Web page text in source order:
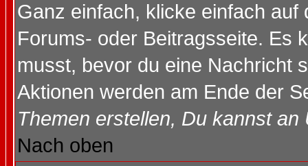
Ganz einfach, klicke einfach
Forums- oder Beitragsseite. Es
musst, bevor du eine Nachricht
Aktionen werden am Ende der
Themen erstellen, Du kannst
Nach oben